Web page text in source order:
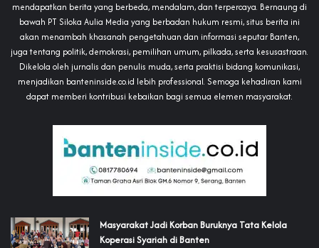
mendapatkan berita yang berbeda, mendalam, dan terpercaya. Bernaung di
bawah PT Siloka Aulia Media yang berbadan hukum resmi, situs berita ini
akan menambah khasanah pengetahuan dan informasi seputar Banten,
juga tentang politik, demokrasi, pemilihan umum, pilkada, serta kesusastraan.
Dikelola oleh jurnalis dan penulis muda, serta praktisi bidang komunikasi,
menjadikan banteninside.co.id lebih professional. Semoga kehadiran kami
dapat memberi kontribusi kebaikan bagi semua elemen masyarakat.
‎Masyarakat Jadi Korban Buruknya Tata Kelola
Koperasi Syariah di Banten